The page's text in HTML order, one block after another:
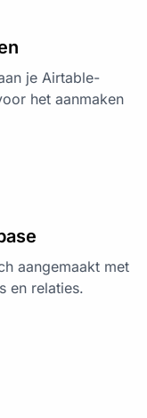
je Airtable-
het aanmaken
aangemaakt met
en relaties.